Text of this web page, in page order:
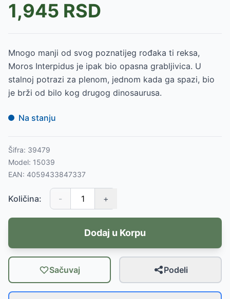
1,945 RSD
Mnogo manji od svog poznatijeg rođaka ti reksa,
Moros Interpidus je ipak bio opasna grabljivica. U
stalnoj potrazi za plenom, jednom kada ga spazi, bio
je brži od bilo kog drugog dinosaurusa.
Na stanju
Šifra: 39479
Model: 15039
EAN: 4059433847337
Količina: - +
Dodaj u Korpu
Sačuvaj Podeli